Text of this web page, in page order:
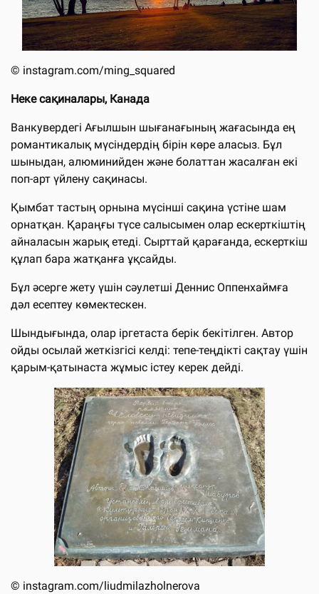
© instagram.com/ming_squared
Неке сақиналары, Канада
Ванкувердегі Ағылшын шығанағының жағасында ең
романтикалық мүсіндердің бірін көре аласыз. Бұл
шыныдан, алюминийден және болаттан жасалған екі
поп-арт үйлену сақинасы.
Қымбат тастың орнына мүсінші сақина үстіне шам
орнатқан. Қараңғы түсе салысымен олар ескерткіштің
айналасын жарық етеді. Сырттай қарағанда, ескерткіш
құлап бара жатқанға ұқсайды.
Бұл әсерге жету үшін сәулетші Деннис Оппенхаймға
дәл есептеу көмектескен.
Шындығында, олар іргетаста берік бекітілген. Автор
ойды осылай жеткізгісі келді: тепе-теңдікті сақтау үшін
қарым-қатынаста жұмыс істеу керек дейді.
© instagram.com/liudmilazholnerova